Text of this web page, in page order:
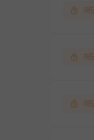
해
해
해